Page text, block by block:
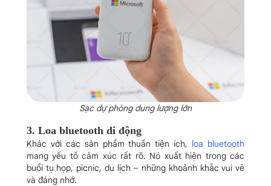
Sạc dự phòng dung lượng lớn
3. Loa bluetooth di động
Khác với các sản phẩm thuần tiện ích, loa bluetooth
mang yếu tố cảm xúc rất rõ. Nó xuất hiện trong các
buổi tụ họp, picnic, du lịch – những khoảnh khắc vui vẻ
và đáng nhớ.